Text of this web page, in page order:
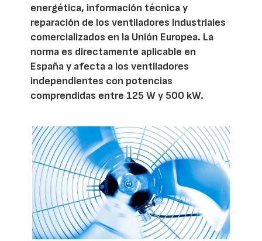
energética, información técnica y
reparación de los ventiladores industriales
comercializados en la Unión Europea. La
norma es directamente aplicable en
España y afecta a los ventiladores
independientes con potencias
comprendidas entre 125 W y 500 kW.